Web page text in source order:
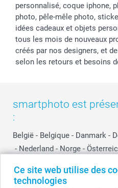
Ce site web utilise des
technologies
personnalisé, coque iphone,
photo, pêle-mêle photo,
idées cadeaux et objets
tous les mois de nouveaux
créés par nos designers, et
selon les retours et besoins
smartphoto est
:
België - Belgique - Danmark -
- Nederland - Norge -
Other Countries